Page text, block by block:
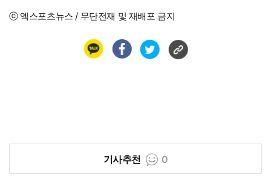
ⓒ 엑스포츠뉴스 / 무단전재 및 재배포 금지
기사추천 0